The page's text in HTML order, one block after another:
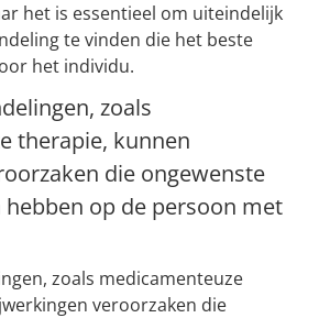
het is essentieel om uiteindelijk
te vinden die het beste
het individu.
zoals
therapie, kunnen
die ongewenste
op de persoon met
zoals medicamenteuze
veroorzaken die